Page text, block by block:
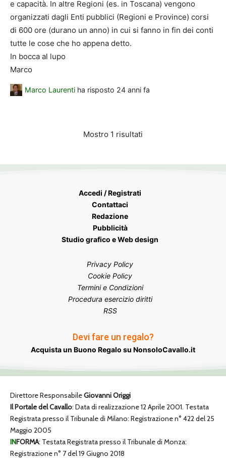
e capacità. In altre Regioni (es. in Toscana) vengono
organizzati dagli Enti pubblici (Regioni e Province) corsi
di 600 ore (durano un anno) in cui si fanno in fin dei conti
tutte le cose che ho appena detto.
In bocca al lupo
Marco
Marco Laurenti ha risposto 24 anni fa
Mostro 1 risultati
Accedi / Registrati
Contattaci
Redazione
Pubblicità
Studio grafico e Web design
Privacy Policy
Cookie Policy
Termini e Condizioni
Procedura esercizio diritti
RSS
Devi fare un regalo?
Acquista un Buono Regalo su NonsoloCavallo.it
Direttore ResponsabileGiovanni Origgi
Il Portale del Cavallo: Data di realizzazione 12 Aprile 2001. Testata
Registrata presso il Tribunale di Milano: Registrazione n° 422 del 25
Maggio 2005
INFORMA: Testata Registrata presso il Tribunale di Monza:
Registrazione n° 7 del 19 Giugno 2018